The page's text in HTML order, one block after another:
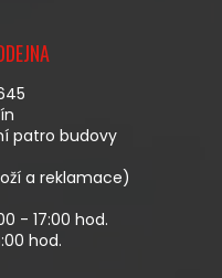
patro budovy
a reklamace)
- 17:00 hod.
hod.